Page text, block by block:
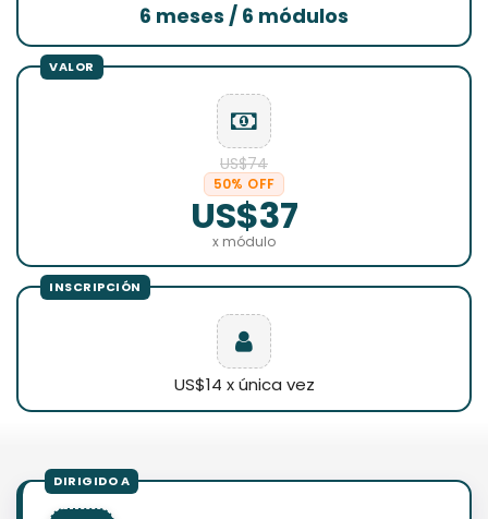
6 meses / 6 módulos
US$74
50% OFF
US$37
x módulo
US$14 x única vez